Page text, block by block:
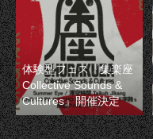
体験型フェス『集楽座
Collective Sounds &
Cultures』開催決定